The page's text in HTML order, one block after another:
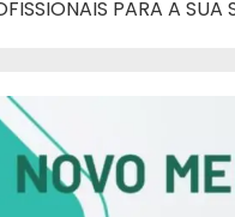
PARA A SUA